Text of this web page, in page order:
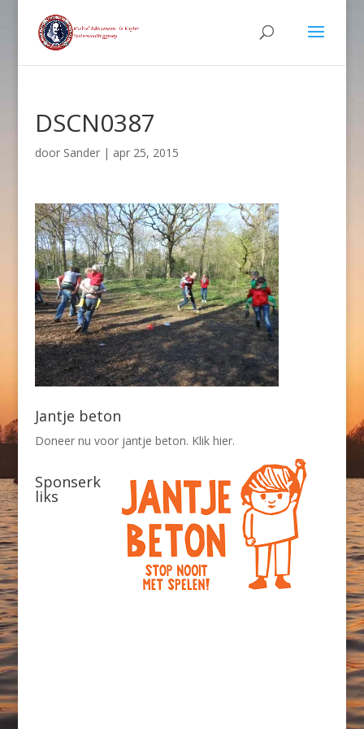
DSCN0387
door Sander| apr 25, 2015
Jantje beton
Doneer nu voor jantje beton. Klik hier.
Sponserk
liks